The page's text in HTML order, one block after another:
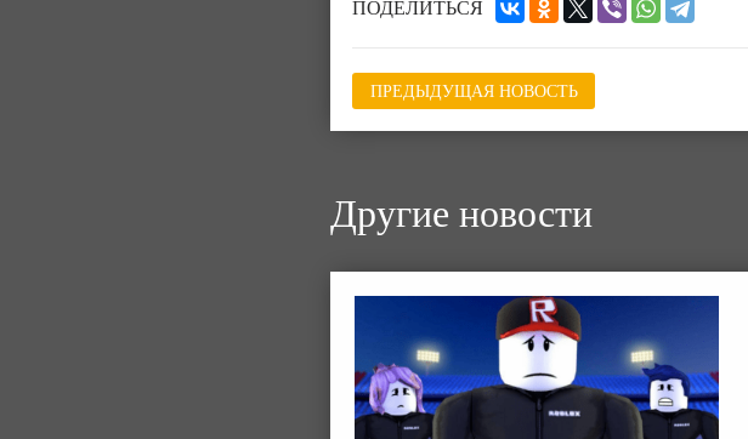
ПОДЕЛИТЬСЯ
ПРЕДЫДУЩАЯ НОВОСТЬ
Другие новости